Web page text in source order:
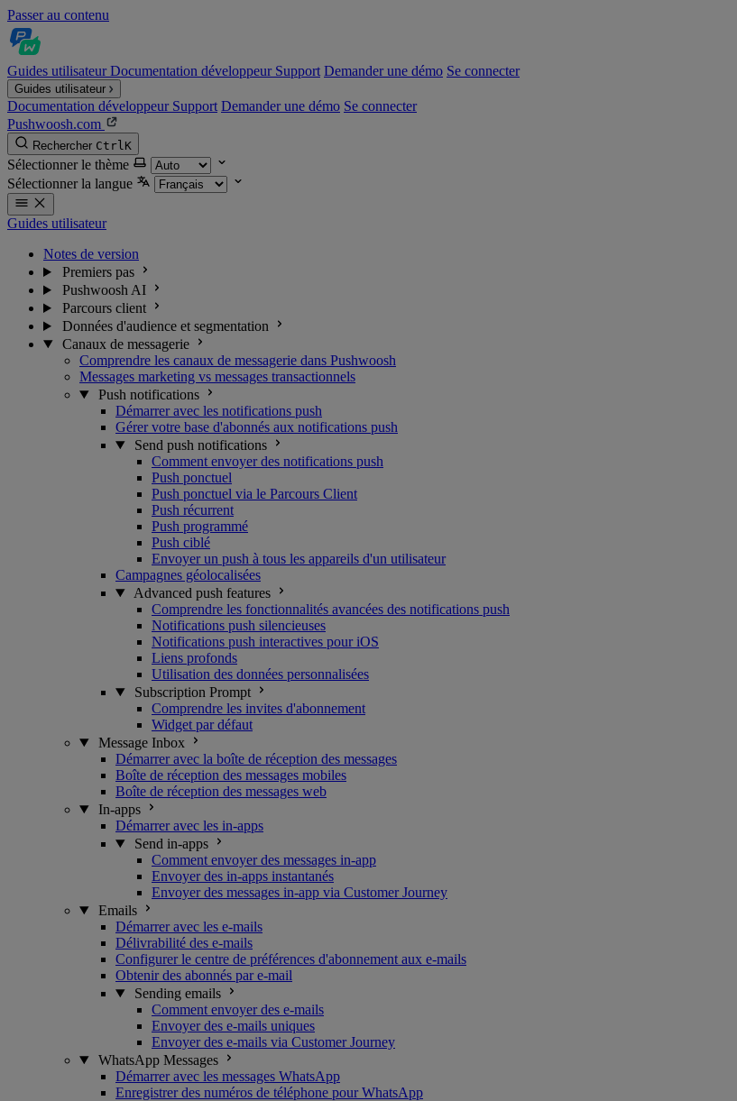
Passer au contenu
Guides utilisateurDocumentation développeur Support Demander une démo Se connecter
Guides utilisateur
Documentation développeur Support Demander une démo Se connecter
Pushwoosh.com
Rechercher CtrlK
Sélectionner le thème
Sélectionner la langue
Guides utilisateur
Notes de version
Premiers pas
Pushwoosh AI
Parcours client
Données d'audience et segmentation
Canaux de messagerie
Comprendre les canaux de messagerie dans Pushwoosh
Messages marketing vs messages transactionnels
Push notifications
Démarrer avec les notifications push
Gérer votre base d'abonnés aux notifications push
Send push notifications
Comment envoyer des notifications push
Push ponctuel
Push ponctuel via le Parcours Client
Push récurrent
Push programmé
Push ciblé
Envoyer un push à tous les appareils d'un utilisateur
Campagnes géolocalisées
Advanced push features
Comprendre les fonctionnalités avancées des notifications push
Notifications push silencieuses
Notifications push interactives pour iOS
Liens profonds
Utilisation des données personnalisées
Subscription Prompt
Comprendre les invites d'abonnement
Widget par défaut
Message Inbox
Démarrer avec la boîte de réception des messages
Boîte de réception des messages mobiles
Boîte de réception des messages web
In-apps
Démarrer avec les in-apps
Send in-apps
Comment envoyer des messages in-app
Envoyer des in-apps instantanés
Envoyer des messages in-app via Customer Journey
Emails
Démarrer avec les e-mails
Délivrabilité des e-mails
Configurer le centre de préférences d'abonnement aux e-mails
Obtenir des abonnés par e-mail
Sending emails
Comment envoyer des e-mails
Envoyer des e-mails uniques
Envoyer des e-mails via Customer Journey
WhatsApp Messages
Démarrer avec les messages WhatsApp
Enregistrer des numéros de téléphone pour WhatsApp